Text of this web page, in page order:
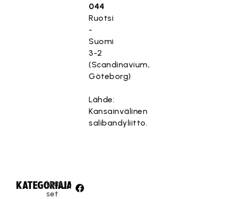
044
Ruotsi
-
Suomi
3-2
(Scandinavium,
Göteborg)
Lähde:
Kansainvälinen
salibandyliitto.
KATEGORIA:
Uuti
set
JAA: